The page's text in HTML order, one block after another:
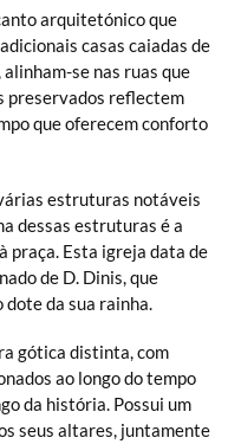
arquitetónico que
casas caiadas de
se nas ruas que
preservados reflectem
que oferecem conforto
estruturas notáveis
dessas estruturas é a
praça. Esta igreja data de
de D. Dinis, que
da sua rainha.
gótica distinta, com
ao longo do tempo
da história. Possui um
seus altares, juntamente